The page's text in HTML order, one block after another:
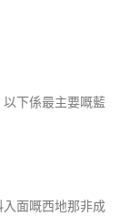
下係最主要嘅藍
面嘅西地那非成